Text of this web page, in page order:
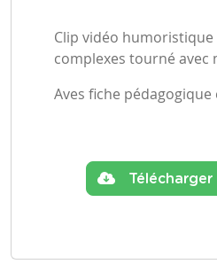
Clip vidéo
complexes tourné avec
Aves fiche
Télécharger